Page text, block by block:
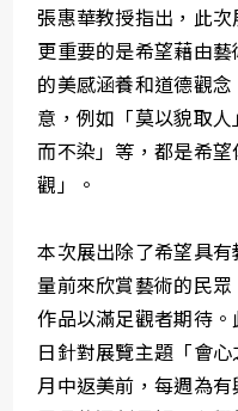
張惠華教授指出，此次
更重要的是希望藉由
的美感涵養和道德觀
意，例如「莫以貌取
而不染」等，都是希
觀」。
本次展出除了希望具
量前來欣賞藝術的民
作品以滿足觀者期待
日針對展覽主題「會
月中返美前，每週為